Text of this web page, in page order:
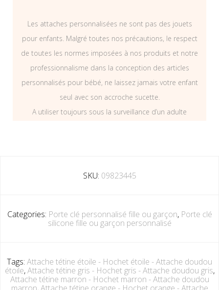
Les attaches personnalisées ne sont pas des jouets
pour enfants. Malgré toutes nos précautions, le respect
de toutes les normes imposées à nos produits et notre
professionnalisme dans la conception des articles
personnalisés pour bébé, ne laissez jamais votre enfant
seul avec son accroche sucette.
A utiliser toujours sous la surveillance d’un adulte
SKU: 09823445
Categories: Porte clé personnalisé fille ou garçon, Porte clé
silicone fille ou garçon personnalisé
Tags: Attache tétine étoile - Hochet étoile - Attache doudou
étoile,Attache tétine gris - Hochet gris - Attache doudou gris,
Attache tétine marron - Hochet marron - Attache doudou